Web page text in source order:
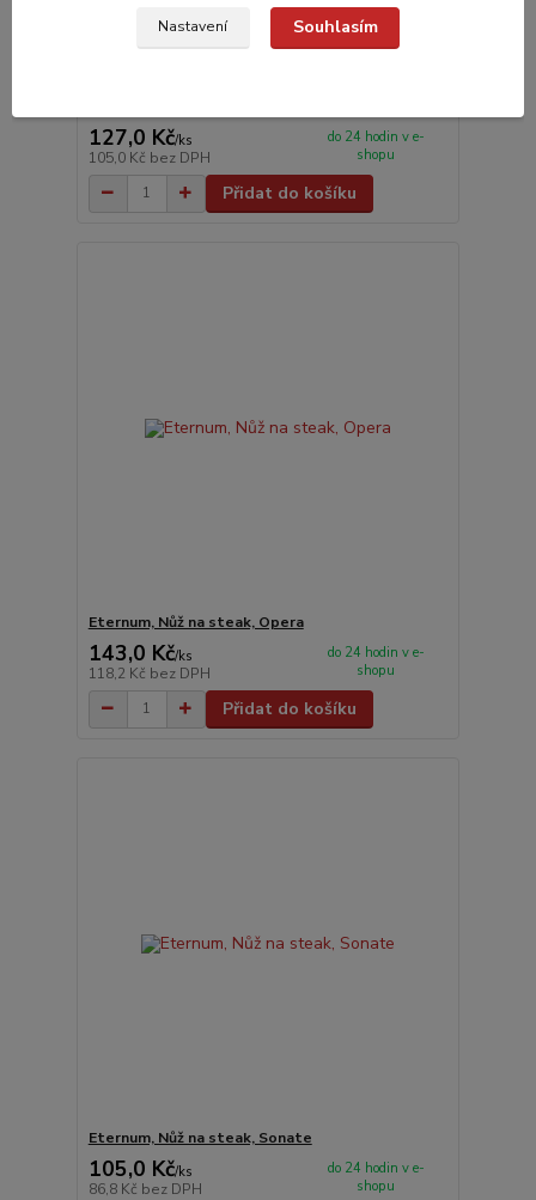
127,0 Kč/ks
105,0 Kč bez DPH
do 24 hodin v e-
shopu
Přidat do košíku
Eternum, Nůž na steak, Opera
143,0 Kč/ks
118,2 Kč bez DPH
do 24 hodin v e-
shopu
Přidat do košíku
Eternum, Nůž na steak, Sonate
105,0 Kč/ks
86,8 Kč bez DPH
do 24 hodin v e-
shopu
Nastavení Souhlasím